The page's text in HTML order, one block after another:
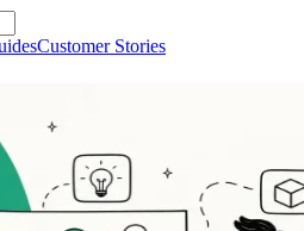
Customer Stories